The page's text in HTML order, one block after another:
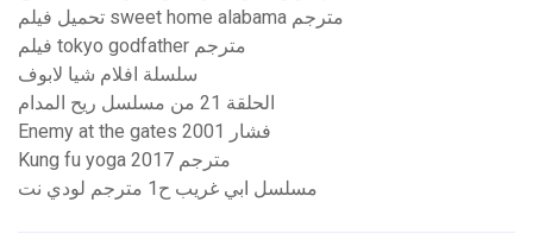
تحميل فيلم sweet home alabama مترجم
فيلم tokyo godfather مترجم
سلسلة افلام شيا لابوف
الحلقة 21 من مسلسل ريح المدام
Enemy at the gates 2001 فشار
Kung fu yoga 2017 مترجم
مسلسل ابي غريب ح1 مترجم لودي نت